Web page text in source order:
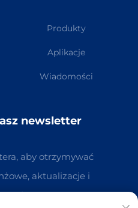
Produkty
Aplikacje
Wiadomości
newsletter
aby otrzymywać
aktualizacje i